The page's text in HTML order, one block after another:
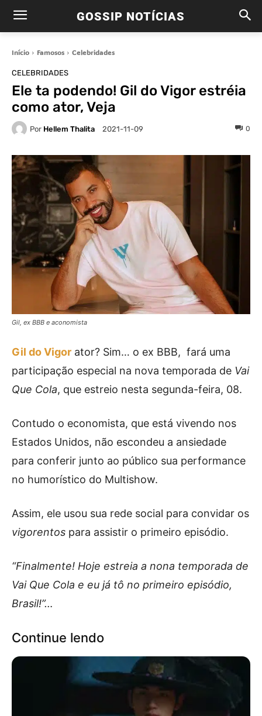
GOSSIP NOTÍCIAS
Início Famosos Celebridades
CELEBRIDADES
Ele ta podendo! Gil do Vigor estréia
como ator, Veja
Por Hellem Thalita 2021-11-09 0
Gil, ex BBB e aconomista
Gil do Vigor ator? Sim… o ex BBB, fará uma
participação especial na nova temporada de Vai
Que Cola, que estreio nesta segunda-feira, 08.
Contudo o economista, que está vivendo nos
Estados Unidos, não escondeu a ansiedade
para conferir junto ao público sua performance
no humorístico do Multishow.
Assim, ele usou sua rede social para convidar os
vigorentos para assistir o primeiro episódio.
“Finalmente! Hoje estreia a nona temporada de
Vai Que Cola e eu já tô no primeiro episódio,
Brasil!”…
Continue lendo